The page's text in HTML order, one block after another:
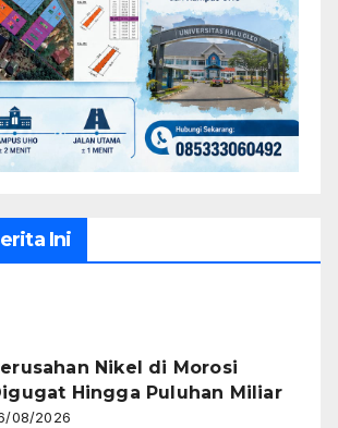
Ini
Nikel di Morosi
Hingga Puluhan Miliar
08/2026